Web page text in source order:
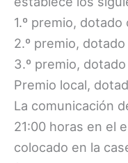
1.º premio,
2.º premio,
3.º premio,
Premio local,
La comunicación
21:00 horas en el
colocado en la